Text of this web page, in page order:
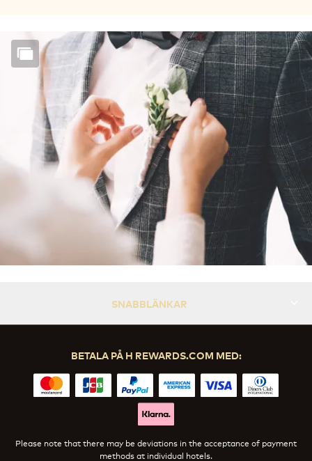
SNABBLÄNKAR
BETALA PÅ H REWARDS.COM MED:
Please note that there may be deviations in the acceptance of payment
methods at individual hotels.